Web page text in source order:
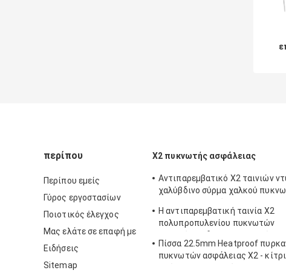
περίπου
Περίπου εμείς
Γύρος εργοστασίων
Ποιοτικός έλεγχος
Μας ελάτε σε επαφή με
Ειδήσεις
Sitemap
X2 πυκνωτής ασφάλειας
Αντιπαρεμβατικό X2 ταινιών
χαλύβδινο σύρμα χαλκού
Η αντιπαρεμβατική ταινία X2
πολυπροπυλενίου πυκνωτών
Πίσσα 22.5mm Heatproof
πυκνωτών ασφάλειας X2 -